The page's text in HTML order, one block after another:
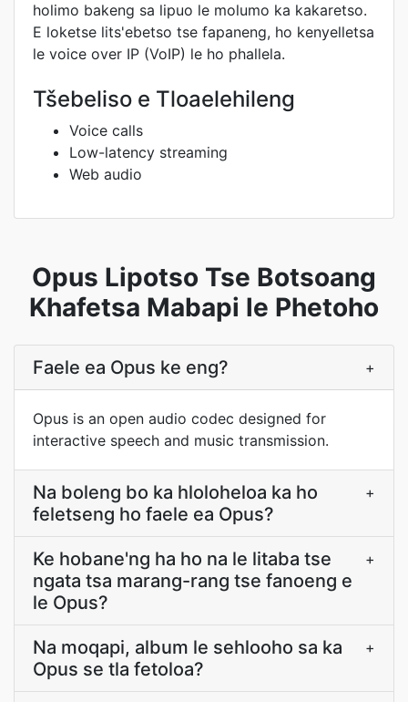
holimo bakeng sa lipuo le molumo ka kakaretso.
E loketse lits'ebetso tse fapaneng, ho kenyelletsa
le voice over IP (VoIP) le ho phallela.
Tšebeliso e Tloaelehileng
Voice calls
Low-latency streaming
Web audio
Opus Lipotso Tse Botsoang
Khafetsa Mabapi le Phetoho
Faele ea Opus ke eng? +
Opus is an open audio codec designed for
interactive speech and music transmission.
Na boleng bo ka hloloheloa ka ho
feletseng ho faele ea Opus?
+
Ke hobane'ng ha ho na le litaba tse
ngata tsa marang-rang tse fanoeng e
le Opus?
+
Na moqapi, album le sehlooho sa ka
Opus se tla fetoloa?
+